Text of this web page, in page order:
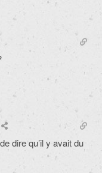
dire qu’il y avait du